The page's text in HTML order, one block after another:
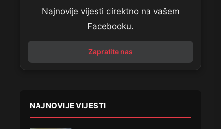
Najnovije vijesti direktno na vašem
Facebooku.
Zapratite nas
NAJNOVIJE VIJESTI